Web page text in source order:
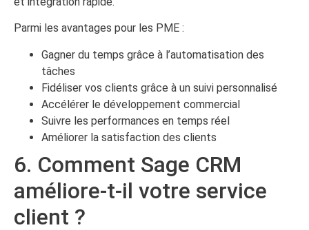
Parmi les avantages pour les PME :
Gagner du temps grâce à l’automatisation des
tâches
Fidéliser vos clients grâce à un suivi personnalisé
Accélérer le développement commercial
Suivre les performances en temps réel
Améliorer la satisfaction des clients
6. Comment Sage CRM
améliore-t-il votre service
client ?